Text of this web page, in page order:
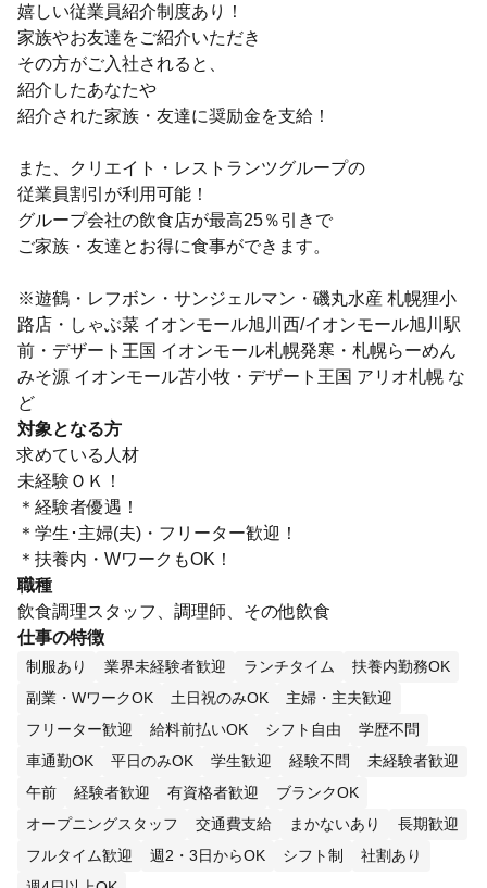
嬉しい従業員紹介制度あり！
家族やお友達をご紹介いただき
その方がご入社されると、
紹介したあなたや
紹介された家族・友達に奨励金を支給！
また、クリエイト・レストランツグループの
従業員割引が利用可能！
グループ会社の飲食店が最高25％引きで
ご家族・友達とお得に食事ができます。
※遊鶴・レフボン・サンジェルマン・磯丸水産 札幌狸小
路店・しゃぶ菜 イオンモール旭川西/イオンモール旭川駅
前・デザート王国 イオンモール札幌発寒・札幌らーめん
みそ源 イオンモール苫小牧・デザート王国 アリオ札幌 な
ど
対象となる方
求めている人材
未経験ＯＫ！
＊経験者優遇！
＊学生･主婦(夫)・フリーター歓迎！
＊扶養内・WワークもOK！
職種
飲食調理スタッフ、調理師、その他飲食
仕事の特徴
制服あり 業界未経験者歓迎 ランチタイム
扶養内勤務OK
副業・WワークOK
土日祝のみOK
主婦・主夫歓迎
フリーター歓迎
給料前払いOK シフト自由
学歴不問
車通勤OK
平日のみOK 学生歓迎 経験不問
未経験者歓迎
午前
経験者歓迎 有資格者歓迎
ブランクOK
オープニングスタッフ
交通費支給 まかないあり
長期歓迎
フルタイム歓迎
週2・3日からOK シフト制
社割あり